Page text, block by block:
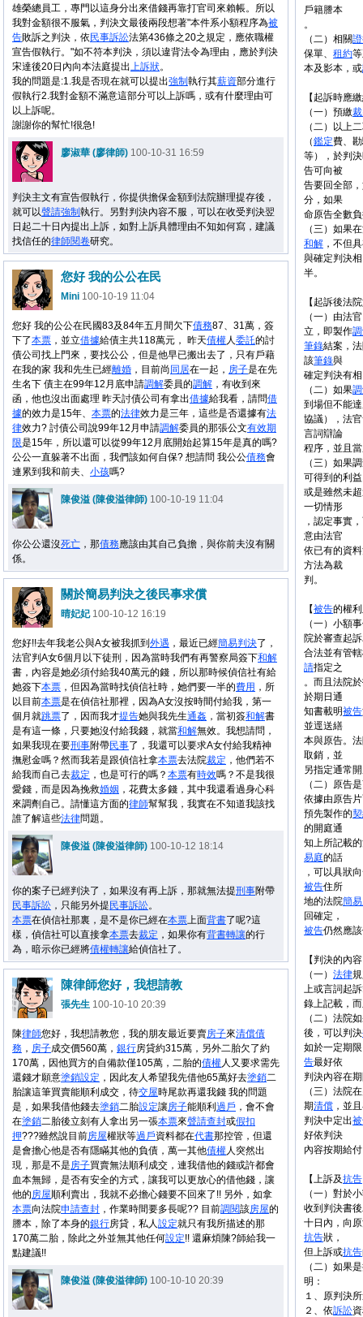
戶籍謄本
。
（二）相關
保單、 租約
本及影本，或
【起訴時應
（一）預繳
（二）以上
（鑑定費、
等），於判
告可向被
告要回全部
分，如果
命原告全數
（三）如果
和解 ，不但
與確定判決
半。
【起訴後法
（一）由法
立，即製作
筆錄結案，
該筆錄與
確定判決有
（二）如果
到場但不能
協議），法
言詞辯論
程序，並且
（三）如果
可得到的利
或是雖然未
一切情形
，認定事實
意由法官
依已有的資
方法為裁
判。
【被告的權
（一）小額
院於審查起
合法並有管
請指定之
。而且法院
於期日通
知書載明被告
並逕送繕
本與原告。
取銷，並
另指定通常
（二）原告
依據由原告
預先製作的
的開庭通
知上所記載
易庭的話
，可以具狀
被告住所
地的法院簡
回確定，
被告仍然應
【判決的內
（一） 法律
上或言詞起
錄上記載，
（二）法院
後，可以判決
如於一定期
告最好依
判決內容在
（三）法院
期清償 ，並
判決中定出
好依判決
內容按期給
【上訴及抗告
（一）對於
收到判決書
十日內，向
抗告狀，
但上訴或抗告
（二）如果
明：
１、原判決
２、依訴訟
雄榮總員工，專門以這身分出來借錢再靠打官司來賴帳。所以
我對金額很不服氣，判決文最後兩段想著"本件系小額程序為被
告敗訴之判決，依民事訴訟法第436條之20之規定，應依職權
宣告假執行。"如不符本判決，須以違背法令為理由，應於判決
宋達後20日內向本法庭提出上訴狀。
我的問題是:1.我是否現在就可以提出強制 執行其薪資部分進行
假執行2.我對金額不滿意這部分可以上訴嗎，或有什麼理由可
以上訴呢。
謝謝你的幫忙!很急!
廖淑華 (廖律師) 100-10-31 16:59
判決主文有宣告假執行，你提供擔保金額到法院辦理提存後，
就可以聲請強制 執行。另對判決內容不服，可以在收受判決翌
日起二十日內提出上訴，如對上訴具體理由不知如何寫，建議
找信任的律師閱卷研究。
您好 我的公公在民
Mini 100-10-19 11:04
您好 我的公公在民國83及84年五月間欠下債務87、31萬，簽
下了本票 ，並立借據給債主共118萬元， 昨天債權人委託的討
債公司找上門來，要找公公，但是他早已搬出去了，只有戶藉
在我的家 我和先生已經離婚 ，目前尚 同居在一起， 房子是在先
生名下 債主在99年12月底申請調解委員的調解 ，有收到來
函，他也沒出面處理 昨天討債公司有拿出借據給我看，請問借
據的效力是15年、 本票的法律效力是三年，這些是否還據有法
律效力? 討債公司說99年12月申請調解委員的那張公文有效期
限是15年，所以還可以從99年12月底開始起算15年是真的嗎?
公公一直躲著不出面，我們該如何自保? 想請問 我公公債務會
連累到我和前夫、 小孩嗎?
陳俊溢 (陳俊溢律師) 100-10-19 11:04
你公公還沒死亡 ，那債務應該由其自己負擔，與你前夫沒有關
係。
關於簡易判決之後民事求償
晴妃妃100-10-12 16:19
您好!!去年我老公與A女被我抓到 外遇 ，最近已經簡易判決了，
法官判A女6個月以下徒刑，因為當時我們有再警察局簽下和解
書，內容是她必須付給我40萬元的錢，所以那時候偵信社有給
她簽下本票 ，但因為當時找偵信社時，她們要一半的費用 ，所
以目前本票是在偵信社那裡，因為A女沒按時間付給我，第一
個月就跳票了，因而我才提告她與我先生通姦 ，當初簽和解書
是有這一條，只要她沒付給我錢，就當和解無效。我想請問，
如果我現在要刑事附帶民事了，我還可以要求A女付給我精神
撫慰金嗎？然而我若是跟偵信社拿本票去法院裁定 ，他們若不
給我而自己去裁定 ，也是可行的嗎？ 本票有時效嗎？不是我很
愛錢，而是因為挽救婚姻 ，花費太多錢，其中我還看過身心科
來調劑自己。請懂這方面的律師幫幫我，我實在不知道我該找
誰了解這些法律問題。
陳俊溢 (陳俊溢律師) 100-10-12 18:14
你的案子已經判決了，如果沒有再上訴，那就無法提刑事附帶
民事訴訟 ，只能另外提 民事訴訟。
本票在偵信社那裏，是不是你已經在本票上面背書了呢?這
樣，偵信社可以直接拿本票去裁定 ，如果你有背書轉讓的行
為，暗示你已經將債權轉讓給偵信社了。
陳律師您好，我想請教
張先生 100-10-10 20:39
陳律師您好，我想請教您，我的朋友最近要賣房子來清償債
務 ， 房子成交價560萬， 銀行房貸約315萬，另外二胎欠了約
170萬，因他買方的自備款僅105萬，二胎的債權人又要求需先
還錢才願意塗銷設定 ，因此友人希望我先借他65萬好去塗銷二
胎讓這筆買賣能順利成交，待交屋時尾款再還我錢 我的問題
是，如果我借他錢去塗銷二胎設定讓房子能順利 過戶 ，會不會
在塗銷二胎後立刻有人拿出另一張本票來聲請查封或假扣
押???雖然說目前房屋權狀等過戶資料都在代書那控管，但還
是會擔心他是否有隱瞞其他的負債，萬一其他債權人突然出
現，那是不是房子買賣無法順利成交，連我借他的錢或許都會
血本無歸，是否有安全的方式，讓我可以更放心的借他錢，讓
他的房屋 順利賣出，我就不必擔心錢要不回來了!! 另外，如拿
本票向法院申請查封 ，作業時間要多長呢?? 目前調閱該房屋的
謄本，除了本身的銀行房貸，私人設定就只有我所描述的那
170萬二胎，除此之外並無其他任何設定!! 還麻煩陳?師給我一
點建議!!
陳俊溢 (陳俊溢律師) 100-10-10 20:39